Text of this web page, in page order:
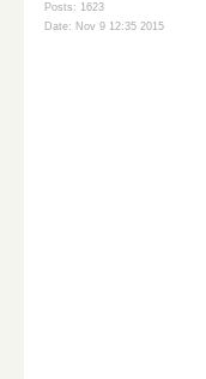
Posts: 1623
Date: Nov 9 12:35 2015